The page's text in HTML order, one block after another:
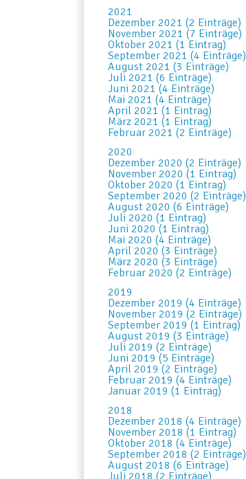
2021
Dezember 2021 (2 Einträge)
November 2021 (7 Einträge)
Oktober 2021 (1 Eintrag)
September 2021 (4 Einträge)
August 2021 (3 Einträge)
Juli 2021 (6 Einträge)
Juni 2021 (4 Einträge)
Mai 2021 (4 Einträge)
April 2021 (1 Eintrag)
März 2021 (1 Eintrag)
Februar 2021 (2 Einträge)
2020
Dezember 2020 (2 Einträge)
November 2020 (1 Eintrag)
Oktober 2020 (1 Eintrag)
September 2020 (2 Einträge)
August 2020 (6 Einträge)
Juli 2020 (1 Eintrag)
Juni 2020 (1 Eintrag)
Mai 2020 (4 Einträge)
April 2020 (3 Einträge)
März 2020 (3 Einträge)
Februar 2020 (2 Einträge)
2019
Dezember 2019 (4 Einträge)
November 2019 (2 Einträge)
September 2019 (1 Eintrag)
August 2019 (3 Einträge)
Juli 2019 (2 Einträge)
Juni 2019 (5 Einträge)
April 2019 (2 Einträge)
Februar 2019 (4 Einträge)
Januar 2019 (1 Eintrag)
2018
Dezember 2018 (4 Einträge)
November 2018 (1 Eintrag)
Oktober 2018 (4 Einträge)
September 2018 (2 Einträge)
August 2018 (6 Einträge)
Juli 2018 (2 Einträge)